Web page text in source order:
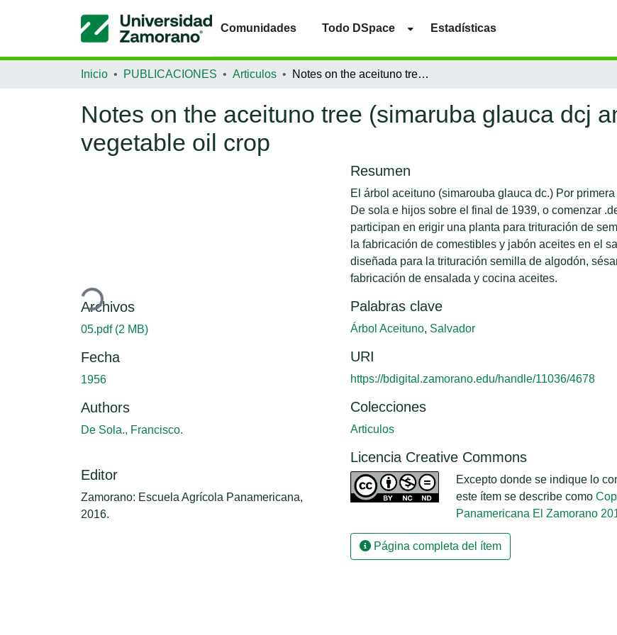
Comunidades Todo DSpace Estadísticas
Inicio PUBLICACIONES Articulos Notes on the aceituno tree (simaruba glauca dcj ano its adaptation as a vegetable oil crop
Notes on the aceituno tree (simaruba glauca dcj
vegetable oil crop
Cargando...
Archivos
05.pdf (2 MB)
Fecha
1956
Authors
De Sola., Francisco.
Editor
Zamorano: Escuela Agrícola Panamericana,
2016.
Resumen
El árbol aceituno (simarouba glauca dc.) Por
De sola e hijos sobre el final de 1939, o comenzar
participan en erigir una planta para trituración de
la fabricación de comestibles y jabón aceites en el
diseñada para la trituración semilla de algodón,
fabricación de ensalada y cocina aceites.
Palabras clave
Árbol Aceituno, Salvador
URI
https://bdigital.zamorano.edu/handle/11036/4678
Colecciones
Articulos
Licencia Creative Commons
Excepto donde se indique lo
este ítem se describe como
Panamericana El Zamorano
Página completa del ítem